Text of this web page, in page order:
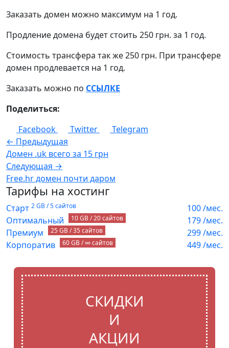
Заказать домен можно максимум на 1 год.
Продление домена будет стоить 250 грн. за 1 год.
Стоимость трансфера так же 250 грн. При трансфере
домен продлевается на 1 год.
Заказать можно по ССЫЛКЕ
Поделиться:
Facebook
Twitter
Telegram
← Предыдущая
Домен .uk всего за 15 грн
Следующая →
Free.hr домен почти даром
Тарифы на хостинг
Старт 2 GB / 5 сайтов 100/мес.
Оптимальный
10 GB / 20 сайтов 179/мес.
Премиум
25 GB / 35 сайтов 299/мес.
Корпоратив
60 GB / ∞ сайтов 449/мес.
СКИДКИ
И
АКЦИИ